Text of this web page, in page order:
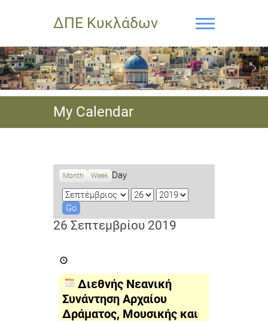
ΔΠΕ Κυκλάδων
My Calendar
Month Week Day
M
o
n
D
y
Y
a
26 Σεπτεμβρίου 2019
Νεανική
Αρχαίου
Δράματος,
Μουσικής
και
Αθλητισμού
Διεθνής Νεανική
Συνάντηση Αρχαίου
Δράματος, Μουσικής και